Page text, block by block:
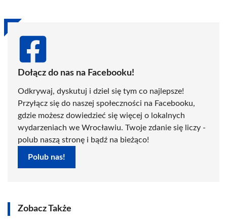
Dołącz do nas na Facebooku!
Odkrywaj, dyskutuj i dziel się tym co najlepsze!
Przyłącz się do naszej społeczności na Facebooku,
gdzie możesz dowiedzieć się więcej o lokalnych
wydarzeniach we Wrocławiu. Twoje zdanie się liczy -
polub naszą stronę i bądź na bieżąco!
Polub nas!
Zobacz Także